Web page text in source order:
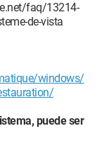
faq/13214-
de-vista
windows/
puede ser